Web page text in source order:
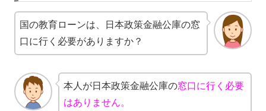
国の教育ローンは、日本政策金融公庫の窓
口に行く必要がありますか？
本人が日本政策金融公庫の窓口に行く必要
はありません。